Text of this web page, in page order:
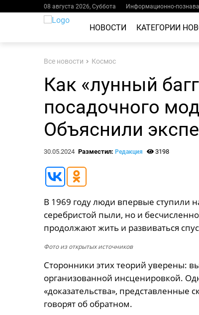
08 августа 2026, Суббота Информационно-
НОВОСТИ КАТЕГОРИИ
Все новости Космос
Как «лунный
посадочного
Объяснили
30.05.2024 Разместил: Редакция 3198
В 1969 году люди впервые ступили
серебристой пыли, но и
продолжают жить и развиваться
Фото из открытых источников
Сторонники этих теорий уверены:
организованной инсценировкой.
«доказательства», представленные
говорят об обратном.